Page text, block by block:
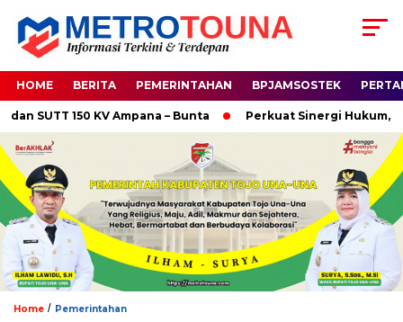
HOME BERITA PEMERINTAHAN BPJAMSOSTEK
150 KV Ampana – Bunta Perkuat Sinergi Hukum,
Home / Pemerintahan